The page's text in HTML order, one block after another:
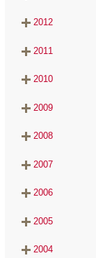
2012
2011
2010
2009
2008
2007
2006
2005
2004